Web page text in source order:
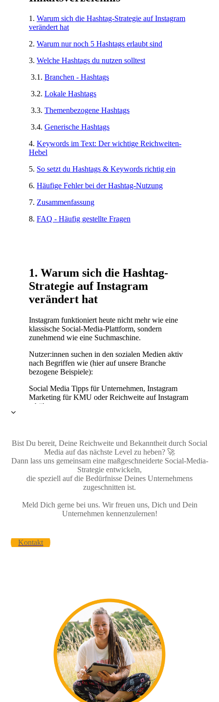
Bist Du bereit, Deine Reichweite und Bekanntheit durch Social
Media auf das nächste Level zu heben? 🚀
Dann lass uns gemeinsam eine maßgeschneiderte Social-Media-
Strategie entwickeln,
die speziell auf die Bedürfnisse Deines Unternehmens
zugeschnitten ist.
Meld Dich gerne bei uns. Wir freuen uns, Dich und Dein
Unternehmen kennenzulernen!
Kontakt